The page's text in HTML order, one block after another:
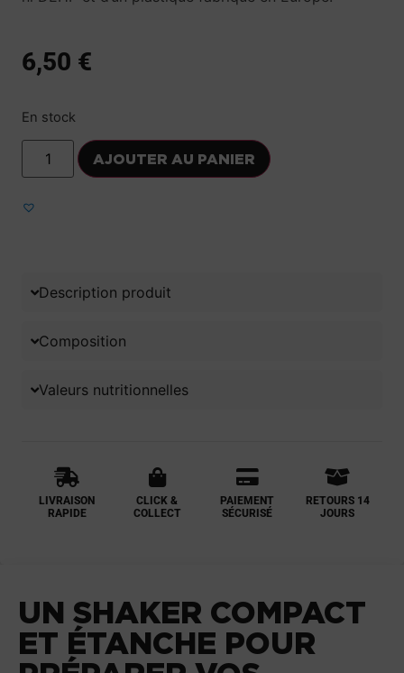
6,50 €
En stock
AJOUTER AU PANIER
Description produit
Composition
Valeurs nutritionnelles
LIVRAISON
RAPIDE
CLICK &
COLLECT
PAIEMENT
SÉCURISÉ
RETOURS 14
JOURS
UN SHAKER COMPACT
ET ÉTANCHE POUR